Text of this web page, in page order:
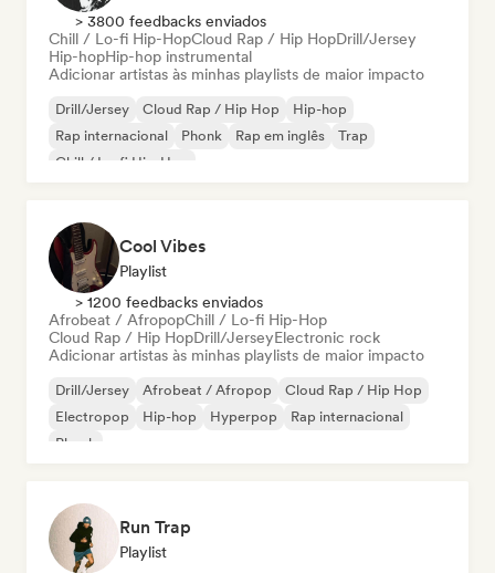
> 3800 feedbacks enviados
Chill / Lo-fi Hip-HopCloud Rap / Hip HopDrill/Jersey
Hip-hopHip-hop instrumental
Adicionar artistas às minhas playlists de maior impacto
Drill/Jersey Cloud Rap / Hip Hop
Hip-hop
Rap internacional
Phonk Rap em inglês
Trap
Chill / Lo-fi Hip-Hop
Cool Vibes
Playlist
> 1200 feedbacks enviados
Afrobeat / AfropopChill / Lo-fi Hip-Hop
Cloud Rap / Hip HopDrill/JerseyElectronic rock
Adicionar artistas às minhas playlists de maior impacto
Drill/Jersey Afrobeat / Afropop
Cloud Rap / Hip Hop
Electropop
Hip-hop Hyperpop
Rap internacional
Phonk
Run Trap
Playlist